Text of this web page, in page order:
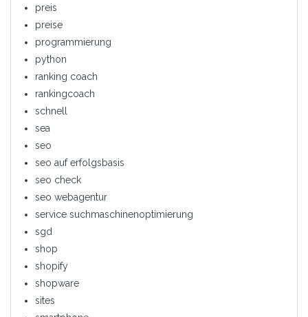
preis
preise
programmierung
python
ranking coach
rankingcoach
schnell
sea
seo
seo auf erfolgsbasis
seo check
seo webagentur
service suchmaschinenoptimierung
sgd
shop
shopify
shopware
sites